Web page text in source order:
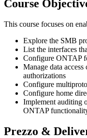
Course
This course focuses on
Explore the SMB
List the interfaces
Configure ONTAP
Manage data
authorizations
Configure
Configure home
Implement auditing
ONTAP
Prezzo &